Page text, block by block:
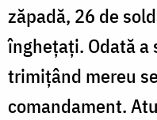
zăpadă, 26 de
înghețați. Odată a
trimițând mereu
comandament.